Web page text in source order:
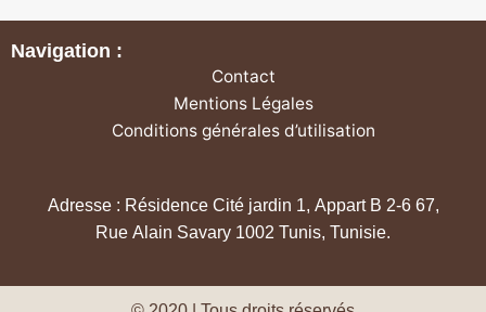
Navigation :
Contact
Mentions Légales
Conditions générales d’utilisation
Adresse : Résidence Cité jardin 1, Appart B 2-6 67,
Rue Alain Savary 1002 Tunis, Tunisie.